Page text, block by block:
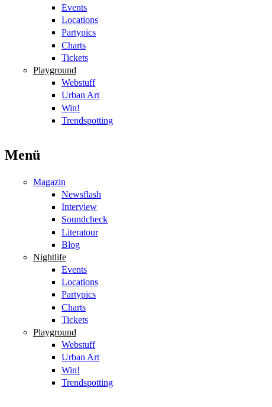
Events
Locations
Partypics
Charts
Tickets
Playground
Webstuff
Urban Art
Win!
Trendspotting
Menü
Magazin
Newsflash
Interview
Soundcheck
Literatour
Blog
Nightlife
Events
Locations
Partypics
Charts
Tickets
Playground
Webstuff
Urban Art
Win!
Trendspotting